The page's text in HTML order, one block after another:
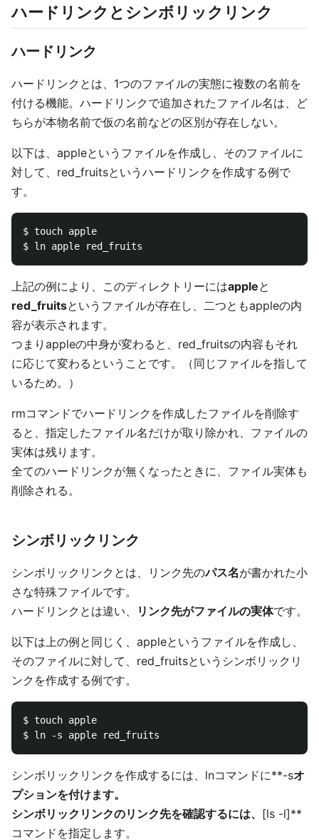
ハードリンクとシンボリックリンク
ハードリンク
ハードリンクとは、1つのファイルの実態に複数の名前を
付ける機能。ハードリンクで追加されたファイル名は、ど
ちらが本物名前で仮の名前などの区別が存在しない。
以下は、appleというファイルを作成し、そのファイルに
対して、red_fruitsというハードリンクを作成する例で
す。
$ touch apple
上記の例により、このディレクトリーにはappleと
red_fruitsというファイルが存在し、二つともappleの内
容が表示されます。
つまりappleの中身が変わると、red_fruitsの内容もそれ
に応じて変わるということです。（同じファイルを指して
いるため。）
rmコマンドでハードリンクを作成したファイルを削除す
ると、指定したファイル名だけが取り除かれ、ファイルの
実体は残ります。
全てのハードリンクが無くなったときに、ファイル実体も
削除される。
シンボリックリンク
シンボリックリンクとは、リンク先のパス名が書かれた小
さな特殊ファイルです。
ハードリンクとは違い、
リンク先がファイルの実体です。
以下は上の例と同じく、appleというファイルを作成し、
そのファイルに対して、red_fruitsというシンボリックリ
ンクを作成する例です。
$ touch apple
シンボリックリンクを作成するには、lnコマンドに**-sオ
プションを付けます。
シンボリックリンクのリンク先を確認するには、 [ls -l]**
コマンドを指定します。